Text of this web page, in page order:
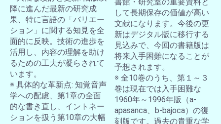
降に進んだ最新の研究成
果、特に言語の「バリエー
ション」に関する知見を全
面的に反映。技術の進歩を
活用し、内容の理解を助け
るための工夫が凝らされて
います。
※ 具体的な革新点: 知覚音声
学への配慮、第1章の全面
的な書き直し、イントネー
ションを扱う第10章の大幅
して長期保存の価値が高い
文献になります。今後の更
新はデジタル版に移行する
見込みで、今回の書籍版は
将来入手困難になることが
予想されます。
※ 全10巻のうち、第１～３
巻は現在では入手困難な
1960年～1996年版（a-
apasanca、b-bajoca）の復
刻版です。過去の貴重な学